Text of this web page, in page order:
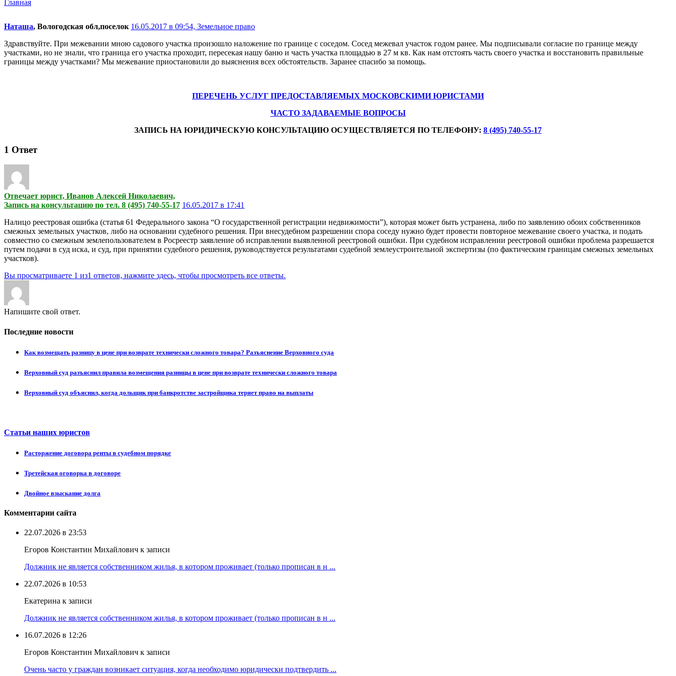
Главная
Наташа, Вологодская обл,поселок 16.05.2017 в 09:54, Земельное право
Здравствуйте. При межевании мною садового участка произошло наложение по границе с соседом. Сосед межевал участок годом ранее. Мы подписывали согласие по границе между
участками, но не знали, что граница его участка проходит, пересекая нашу баню и часть участка площадью в 27 м кв. Как нам отстоять часть своего участка и восстановить правильные
границы между участками? Мы межевание приостановили до выяснения всех обстоятельств. Заранее спасибо за помощь.
ПЕРЕЧЕНЬ УСЛУГ ПРЕДОСТАВЛЯЕМЫХ МОСКОВСКИМИ ЮРИСТАМИ
ЧАСТО ЗАДАВАЕМЫЕ ВОПРОСЫ
ЗАПИСЬ НА ЮРИДИЧЕСКУЮ КОНСУЛЬТАЦИЮ ОСУЩЕСТВЛЯЕТСЯ ПО ТЕЛЕФОНУ: 8 (495) 740-55-17
1 Ответ
Отвечает юрист, Иванов Алексей Николаевич,
Запись на консультацию по тел. 8 (495) 740-55-17 16.05.2017 в 17:41
Налицо реестровая ошибка (статья 61 Федерального закона “О государственной регистрации недвижимости”), которая может быть устранена, либо по заявлению обоих собственников
смежных земельных участков, либо на основании судебного решения. При внесудебном разрешении спора соседу нужно будет провести повторное межевание своего участка, и подать
совместно со смежным землепользователем в Росреестр заявление об исправлении выявленной реестровой ошибки. При судебном исправлении реестровой ошибки проблема разрешается
путем подачи в суд иска, и суд, при принятии судебного решения, руководствуется результатами судебной землеустроительной экспертизы (по фактическим границам смежных земельных
участков).
Вы просматриваете 1 из1 ответов, нажмите здесь, чтобы просмотреть все ответы.
Напишите свой ответ.
Последние новости
Как возмещать разницу в цене при возврате технически сложного товара? Разъяснение Верховного суда
Верховный суд разъяснил правила возмещения разницы в цене при возврате технически сложного товара
Верховный суд объяснил, когда дольщик при банкротстве застройщика теряет право на выплаты
Статьи наших юристов
Расторжение договора ренты в судебном порядке
Третейская оговорка в договоре
Двойное взыскание долга
Комментарии сайта
22.07.2026 в 23:53
Егоров Константин Михайлович к записи
Должник не является собственником жилья, в котором проживает (только прописан в н ...
22.07.2026 в 10:53
Екатерина к записи
Должник не является собственником жилья, в котором проживает (только прописан в н ...
16.07.2026 в 12:26
Егоров Константин Михайлович к записи
Очень часто у граждан возникает ситуация, когда необходимо юридически подтвердить ...